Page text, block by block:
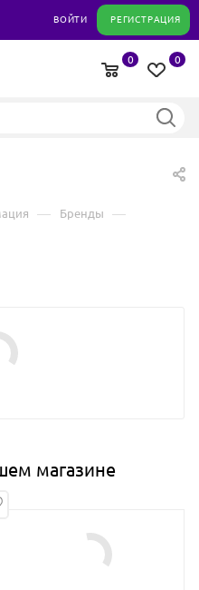
ВОЙТИ РЕГИСТРАЦИЯ
0
0
— Бренды —
магазине